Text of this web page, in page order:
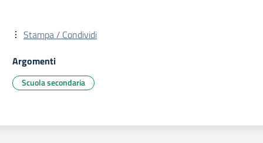
Stampa / Condividi
Argomenti
Scuola secondaria